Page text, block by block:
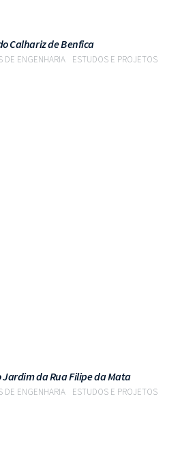
Calhariz de Benfica
DE ENGENHARIA ESTUDOS E PROJETOS
da Rua Filipe da Mata
DE ENGENHARIA ESTUDOS E PROJETOS